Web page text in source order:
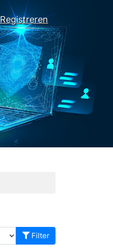
Registreren
Filter